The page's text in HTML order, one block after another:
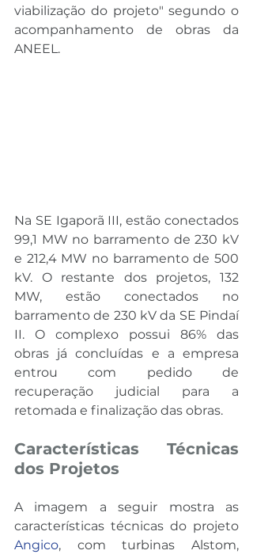
viabilização do projeto" segundo o
acompanhamento de obras da
ANEEL.
Na SE Igaporã III, estão conectados
99,1 MW no barramento de 230 kV
e 212,4 MW no barramento de 500
kV. O restante dos projetos, 132
MW, estão conectados no
barramento de 230 kV da SE Pindaí
II. O complexo possui 86% das
obras já concluídas e a empresa
entrou com pedido de
recuperação judicial para a
retomada e finalização das obras.
Características Técnicas
dos Projetos
A imagem a seguir mostra as
Angico, com turbinas Alstom,